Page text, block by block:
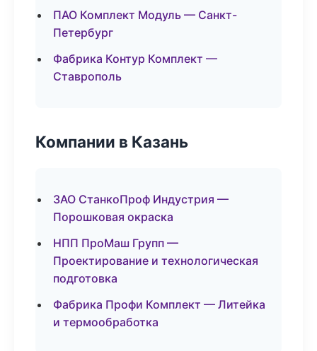
ПАО Комплект Модуль — Санкт-
Петербург
Фабрика Контур Комплект —
Ставрополь
Компании в Казань
ЗАО СтанкоПроф Индустрия —
Порошковая окраска
НПП ПроМаш Групп —
Проектирование и технологическая
подготовка
Фабрика Профи Комплект — Литейка
и термообработка